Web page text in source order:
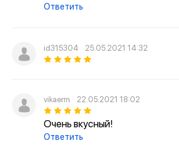
Ответить
id315304 25.05.2021 14:32
vikaerm 22.05.2021 18:02
Очень вкусный!
Ответить